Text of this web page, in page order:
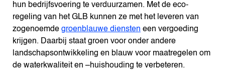
hun bedrijfsvoering te verduurzamen. Met de eco-
regeling van het GLB kunnen ze met het leveren van
zogenoemde groenblauwe diensten een vergoeding
krijgen. Daarbij staat groen voor onder andere
landschapsontwikkeling en blauw voor maatregelen om
de waterkwaliteit en –huishouding te verbeteren.